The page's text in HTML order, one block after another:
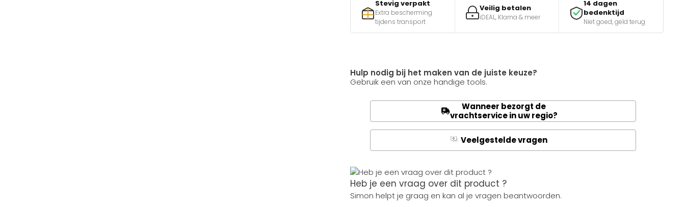
Stevig verpakt
Extra bescherming
tijdens transport
Veilig betalen
iDEAL, Klarna & meer
14 dagen
bedenktijd
Niet goed, geld terug
Hulp nodig bij het maken van de juiste keuze?
Gebruik een van onze handige tools.
Wanneer bezorgt de
vrachtservice in uw regio?
A
Q Veelgestelde vragen
Heb je een vraag over dit product ?
Simon helpt je graag en kan al je vragen beantwoorden.